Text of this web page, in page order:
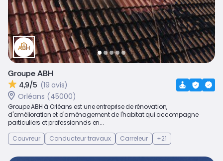
Groupe ABH
4,9/5 (19 avis)
Orléans (45000)
Groupe ABH à Orléans est une entreprise de rénovation,
d'amélioration et d'aménagement de l'habitat qui accompagne
particuliers et professionnels en...
Couvreur
Conducteur travaux Carreleur +21